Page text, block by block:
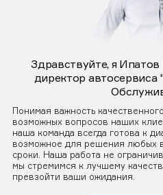
Здравствуйте, я
директор
Понимая важность
возможных вопросов наших
наша команда всегда готова к
возможное для решения любых
сроки. Наша работа не
мы стремимся к лучшему
превзойти ваши ожидания.